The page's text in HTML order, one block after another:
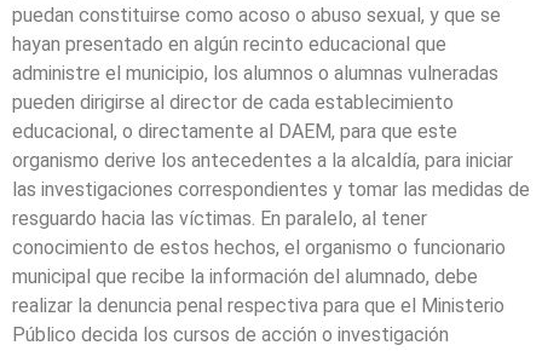
puedan constituirse como acoso o abuso sexual, y que se
hayan presentado en algún recinto educacional que
administre el municipio, los alumnos o alumnas vulneradas
pueden dirigirse al director de cada establecimiento
educacional, o directamente al DAEM, para que este
organismo derive los antecedentes a la alcaldía, para iniciar
las investigaciones correspondientes y tomar las medidas de
resguardo hacia las víctimas. En paralelo, al tener
conocimiento de estos hechos, el organismo o funcionario
municipal que recibe la información del alumnado, debe
realizar la denuncia penal respectiva para que el Ministerio
Público decida los cursos de acción o investigación